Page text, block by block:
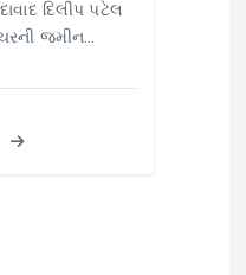
દિલીપ પટેલ
જમીન…